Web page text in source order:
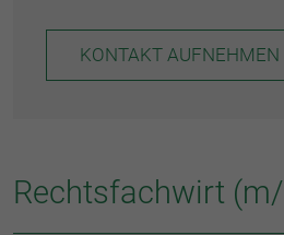
KONTAKT AUFNEHMEN
Rechtsfachwirt